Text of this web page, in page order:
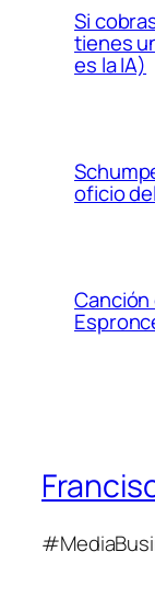
Si
tienes
es la IA)
oficio